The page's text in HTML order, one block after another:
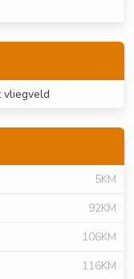
vliegveld
5KM
92KM
106KM
116KM